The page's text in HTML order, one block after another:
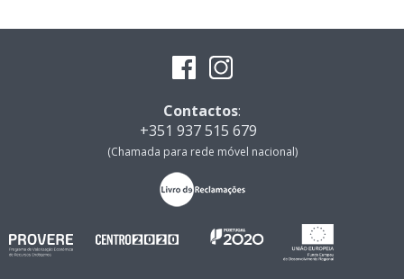
Contactos:
+351 937 515 679
(Chamada para rede móvel nacional)